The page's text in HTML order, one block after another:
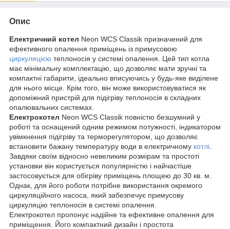
Опис
Електричний котел Neon WCS Classik призначений для
ефективного опалення приміщень із примусовою
циркуляцією теплоносія у системі опалення. Цей тип котла
має мінімальну комплектацію, що дозволяє мати зручні та
компактні габарити, ідеально вписуючись у будь-яке виділене
для нього місце. Крім того, він може використовуватися як
допоміжний пристрій для підігріву теплоносія в складних
опалювальних системах.
Електрокотел Neon WCS Classik повністю безшумний у
роботі та оснащений одним режимом потужності, індикатором
увімкнення підігріву та терморегулятором, що дозволяє
встановити бажану температуру води в електричному котлі
Завдяки своїм відносно невеликим розмірам та простоті
установки він користується популярністю і найчастіше
застосовується для обігріву приміщень площею до 30 кв. м.
Однак, для його роботи потрібне використання окремого
циркуляційного насоса, який забезпечує примусову
циркуляцію теплоносія в системі опалення.
Електрокотел пропонує надійне та ефективне опалення для
приміщення. Його компактний дизайн і простота